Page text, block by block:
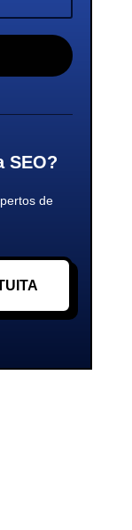
SEO?
de